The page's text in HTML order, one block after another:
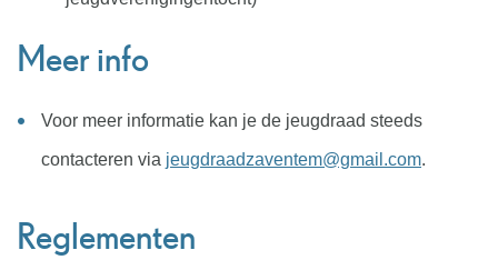
Meer info
Voor meer informatie kan je de jeugdraad steeds
contacteren via jeugdraadzaventem@gmail.com.
Reglementen